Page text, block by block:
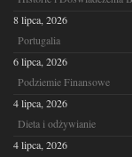
8 lipca, 2026
Portugalia
6 lipca, 2026
Podziemie Finansowe
4 lipca, 2026
Dieta i odżywianie
4 lipca, 2026